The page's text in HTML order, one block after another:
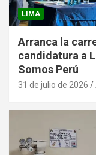
LIMA
Arranca la
candidatura a
Somos Perú
31 de julio de 2026